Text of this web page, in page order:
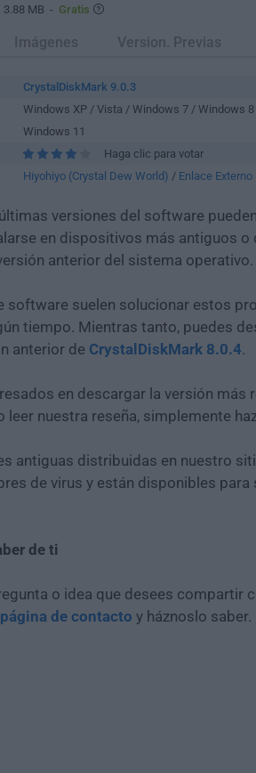
MB - Gratis
Imágenes Version. Previas
CrystalDiskMark 9.0.3
Windows XP / Vista / Windows 7 / Windows
Windows 11
Haga clic para votar
Hiyohiyo (Crystal Dew World) / Enlace Externo
versiones del software
en dispositivos más antiguos
anterior del sistema operativo.
software suelen solucionar estos
tiempo. Mientras tanto, puedes
anterior de CrystalDiskMark 8.0.4.
en descargar la versión más
leer nuestra reseña, simplemente
antiguas distribuidas en nuestro
de virus y están disponibles para
de ti
o idea que desees compartir
página de contacto y háznoslo saber.